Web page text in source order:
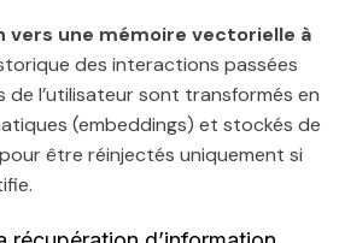
vers une mémoire vectorielle à
des interactions passées
de l’utilisateur sont transformés en
(embeddings) et stockés de
être réinjectés uniquement si